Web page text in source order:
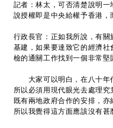
記者：林太，可否清楚說明
說授權即是中央給權予香港，
行政長官：正如我所說，有
基建，如果要達致它的經濟
檢的通關工作找到一個非常
大家可以明白，在八十年
所以必須用現代眼光去處理
既有兩地政府合作的安排，
所以我覺得這方面應該沒有甚